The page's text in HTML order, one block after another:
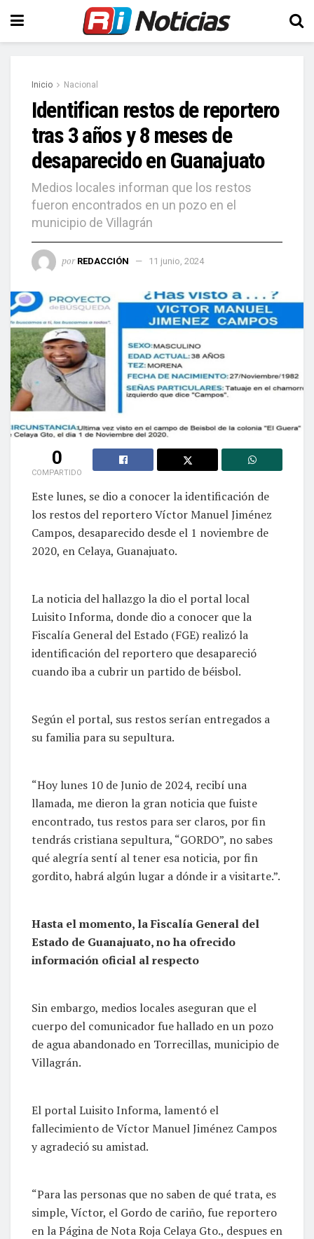
Inicio Nacional
Identifican restos de reportero
tras 3 años y 8 meses de
desaparecido en Guanajuato
Medios locales informan que los restos
fueron encontrados en un pozo en el
municipio de Villagrán
por REDACCIÓN 11 junio, 2024
0
COMPARTIDO
Este lunes, se dio a conocer la identificación de
los restos del reportero Víctor Manuel Jiménez
Campos, desaparecido desde el 1 noviembre de
2020, en Celaya, Guanajuato.
La noticia del hallazgo la dio el portal local
Luisito Informa, donde dio a conocer que la
Fiscalía General del Estado (FGE) realizó la
identificación del reportero que desapareció
cuando iba a cubrir un partido de béisbol.
Según el portal, sus restos serían entregados a
su familia para su sepultura.
“Hoy lunes 10 de Junio de 2024, recibí una
llamada, me dieron la gran noticia que fuiste
encontrado, tus restos para ser claros, por fin
tendrás cristiana sepultura, “GORDO”, no sabes
qué alegría sentí al tener esa noticia, por fin
gordito, habrá algún lugar a dónde ir a visitarte.”.
Hasta el momento, la Fiscalía General del
Estado de Guanajuato, no ha ofrecido
información oficial al respecto
Sin embargo, medios locales aseguran que el
cuerpo del comunicador fue hallado en un pozo
de agua abandonado en Torrecillas, municipio de
Villagrán.
El portal Luisito Informa, lamentó el
fallecimiento de Víctor Manuel Jiménez Campos
y agradeció su amistad.
“Para las personas que no saben de qué trata, es
simple, Víctor, el Gordo de cariño, fue reportero
en la Página de Nota Roja Celaya Gto., despues en